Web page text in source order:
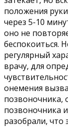
положения
через 5-10
оно не
беспокоиться.
регулярный
врачу, для
онемения
позвоночника,
позвоночника
разобрали, что